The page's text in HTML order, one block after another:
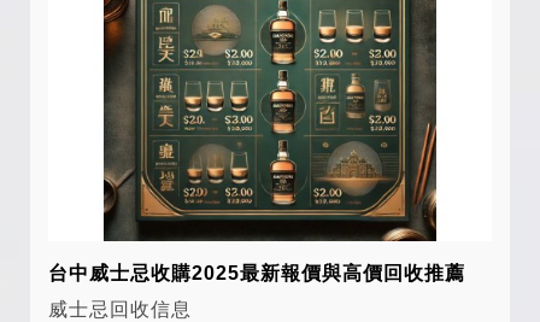
台中威士忌收購2025最新報價與高價回收推薦
威士忌回收信息